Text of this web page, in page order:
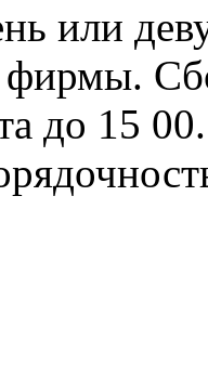
или
до 15